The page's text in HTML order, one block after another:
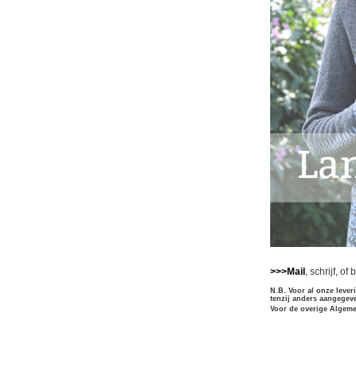
>>>Mail , schrijf, of
N.B. Voor al onze
tenzij anders
Voor de overige